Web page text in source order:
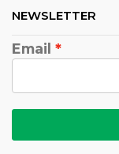
NEWSLETTER
Email